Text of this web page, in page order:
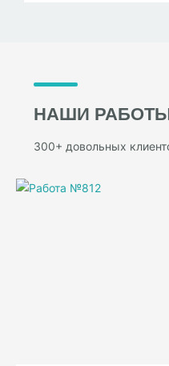
НАШИ
300+ довольных